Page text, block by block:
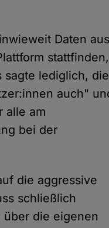
Daten aus
stattfinden,
sagte lediglich, die
auch"
alle am
bei der
die aggressive
schließlich
die eigenen